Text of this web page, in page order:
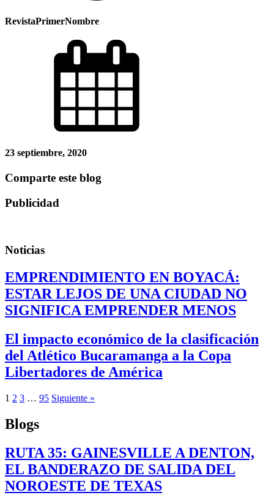
RevistaPrimerNombre
23 septiembre, 2020
Comparte este blog
Publicidad
Noticias
EMPRENDIMIENTO EN BOYACÁ:
ESTAR LEJOS DE UNA CIUDAD NO
SIGNIFICA EMPRENDER MENOS
El impacto económico de la clasificación
del Atlético Bucaramanga a la Copa
Libertadores de América
1 2 3 … 95 Siguiente »
Blogs
RUTA 35: GAINESVILLE A DENTON,
EL BANDERAZO DE SALIDA DEL
NOROESTE DE TEXAS